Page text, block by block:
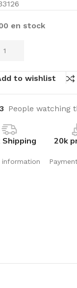
en stock
to wishlist
People watching
Shipping
information
20k